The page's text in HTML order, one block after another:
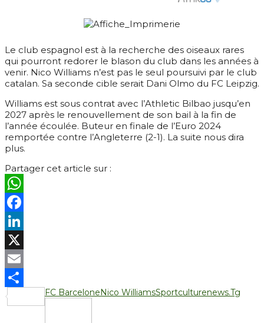
Le club espagnol est à la recherche des oiseaux rares
qui pourront redorer le blason du club dans les années à
venir. Nico Williams n’est pas le seul poursuivi par le club
catalan. Sa seconde cible serait Dani Olmo du FC Leipzig.
Williams est sous contrat avec l’Athletic Bilbao jusqu’en
2027 après le renouvellement de son bail à la fin de
l’année écoulée. Buteur en finale de l’Euro 2024
remportée contre l’Angleterre (2-1). La suite nous dira
plus.
Partager cet article sur :
WhatsApp
Facebook
LinkedIn
X
Email
Partager
FC BarceloneNico WilliamsSportculturenews.Tg